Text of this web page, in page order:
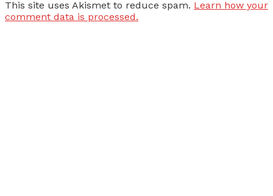
This site uses Akismet to reduce spam. Learn how your
comment data is processed.